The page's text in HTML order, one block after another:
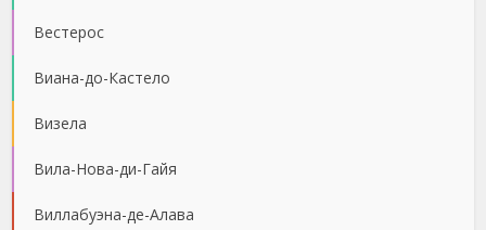
Вестерос
Виана-до-Кастело
Визела
Вила-Нова-ди-Гайя
Виллабуэна-де-Алава